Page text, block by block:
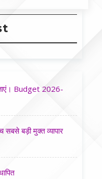
Budget 2026-
बड़ी मुक्त व्यापार